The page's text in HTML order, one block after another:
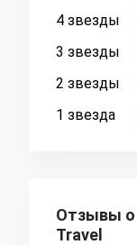
4 звезды
3 звезды
2 звезды
1 звезда
Отзывы о
Travel